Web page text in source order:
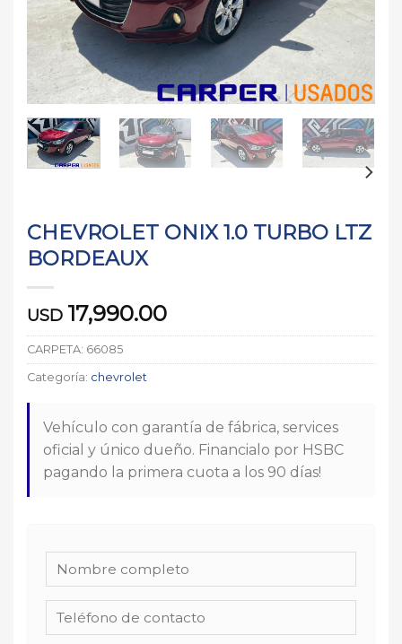
CHEVROLET ONIX 1.0 TURBO LTZ
BORDEAUX
USD 17,990.00
CARPETA: 66085
Categoría: chevrolet
Vehículo con garantía de fábrica, services
oficial y único dueño. Financialo por HSBC
pagando la primera cuota a los 90 días!